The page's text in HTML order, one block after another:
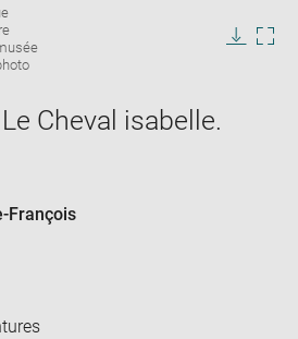
Cheval isabelle.
François